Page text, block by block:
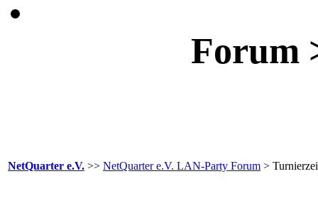
Forum
NetQuarter e.V. >> NetQuarter e.V. LAN-Party Forum >